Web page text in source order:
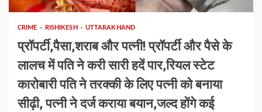
CRIME RISHIKESH UTTARAKHAND
प्रॉपर्टी,पैसा,शराब और पत्नी! प्रॉपर्टी और पैसे के
लालच में पति ने करी सारी हदें पार,रियल स्टेट
कारोबारी पति ने तरक्की के लिए पत्नी को बनाया
सीढ़ी, पत्नी ने दर्ज कराया बयान,जल्द होंगे कई